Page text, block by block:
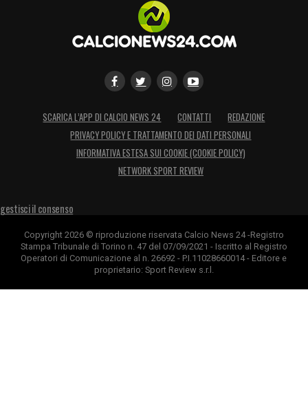
SCARICA L’APP DI CALCIO NEWS 24 CONTATTI
REDAZIONE
PRIVACY POLICY E TRATTAMENTO DEI DATI PERSONALI
INFORMATIVA ESTESA SUI COOKIE (COOKIE POLICY)
NETWORK SPORT REVIEW
gestisci il consenso
Copyright 2026 © riproduzione riservata Calcio News 24 -Registro
Stampa Tribunale di Torino n. 47 del 07/09/2021 - Iscritto al Registro
Operatori di Comunicazione al n. 26692 - P.I.11028660014 - Editore e
proprietario: Sport Review s.r.l.